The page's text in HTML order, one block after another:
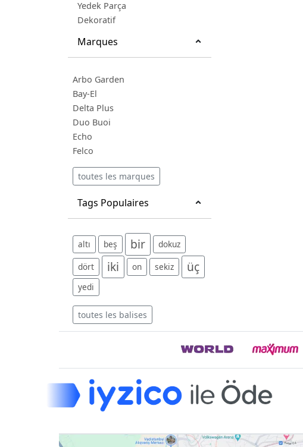
Yedek Parça
Dekoratif
Marques
Arbo Garden
Bay-El
Delta Plus
Duo Buoi
Echo
Felco
toutes les marques
Tags Populaires
altı beş bir
dokuz
dört
iki on sekiz üç
yedi
toutes les balises